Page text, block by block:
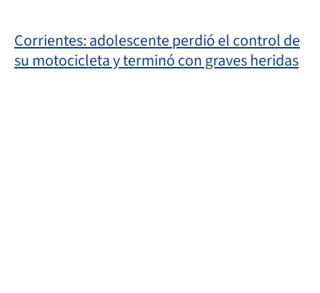
Corrientes: adolescente perdió el control de
su motocicleta y terminó con graves heridas